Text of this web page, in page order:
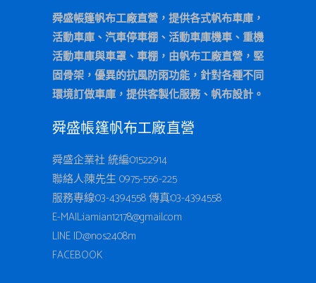
舜盛帳篷帆布工廠直營，提供各式帆布車庫，
活動車庫、汽車停車棚、活動車庫機車、重機
活動車庫與車罩、車棚，由帆布工廠直營，堅
固骨架，優異的抗風防雨功能，針對各種不同
環境訂做車庫，提供客製化服務、帆布設計。
舜盛帳篷帆布工廠直營
舜盛企業社 統編:01522914
聯絡人:陳先生 0975-556-225
服務專線:03-4394558傳真:03-4394558
E-MAIL:iamian12178@gmail.com
LINE ID:@nos2408m
FACEBOOK